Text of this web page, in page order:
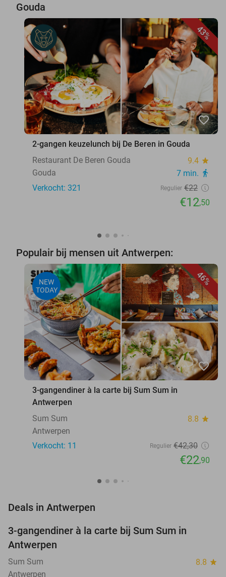
Gouda
43%
favorite_border
2-gangen keuzelunch bij De Beren in Gouda
Restaurant De Beren Gouda
9.4 star
Gouda 7 min. directions_walk
Verkocht: 321 Regulier €22
€12,50
Populair bij mensen uit Antwerpen:
46%
NEW
TODAY
favorite_border
3-gangendiner à la carte bij Sum Sum in
Antwerpen
Sum Sum
8.8 star
Antwerpen
Verkocht: 11
Regulier €42,30
€22,90
Deals in Antwerpen
NEW
TODAY
3-gangendiner à la carte bij Sum Sum in
Antwerpen
Sum Sum 8.8 star
Antwerpen